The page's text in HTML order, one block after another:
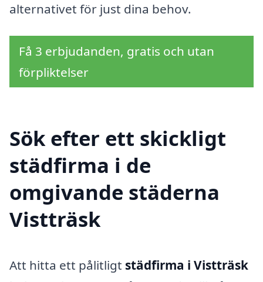
alternativet för just dina behov.
Få 3 erbjudanden, gratis och utan
förpliktelser
Sök efter ett skickligt
städfirma i de
omgivande städerna
Vistträsk
Att hitta ett pålitligt städfirma i Vistträsk